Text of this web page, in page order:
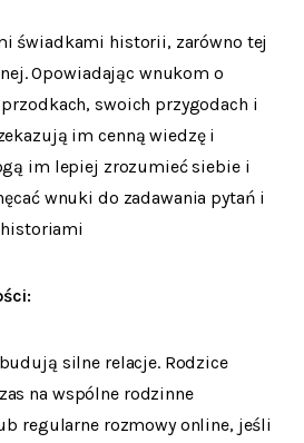
świadkami historii, zarówno tej
Opowiadając wnukom o
swoich przygodach i
im cenną wiedzę i
im lepiej zrozumieć siebie i
wnuki do zadawania pytań i
silne relacje. Rodzice
na wspólne rodzinne
regularne rozmowy online, jeśli